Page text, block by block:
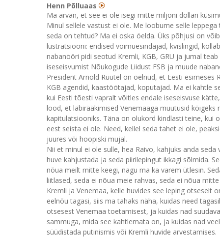
Henn Põlluaas
Ma arvan, et see ei ole isegi mitte miljoni dollari
Minul sellele vastust ei ole. Me loobume selle
seda on tehtud? Ma ei oska öelda. Üks põhjusi on
lustratsiooni: endised võimuesindajad, kvislingid,
nabanööri pidi seotud Kremli, KGB, GRU ja jumal
iseseisvumist Nõukogude Liidust FSB ja muude
President Arnold Rüütel on öelnud, et Eesti
KGB agendid, kaastöötajad, koputajad. Ma ei kahtle
kui Eesti tõesti vapralt võitles endale iseseisvuse
lood, et läbirääkimised Venemaaga muutusid
kapitulatsiooniks. Täna on olukord kindlasti teine, kui
eest seista ei ole. Need, kellel seda tahet ei ole,
juures või hoopiski mujal.
Nii et minul ei ole sulle, hea Raivo, kahjuks anda
huve kahjustada ja seda piirilepingut ikkagi sõlmida.
nõua meilt mitte keegi, nagu ma ka varem ütlesin.
liitlased, seda ei nõua meie rahvas, seda ei nõua
Kremli ja Venemaa, kelle huvides see leping otseselt
eelnõu tagasi, siis ma tahaks näha, kuidas need
otsesest Venemaa toetamisest, ja kuidas nad
sammuga, mida see kahtlemata on, ja kuidas nad
süüdistada putinismis või Kremli huvide arvestamises.